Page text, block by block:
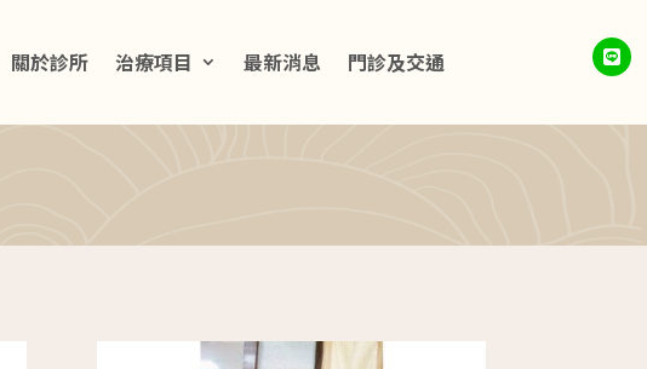
關於診所 治療項目 最新消息 門診及交通